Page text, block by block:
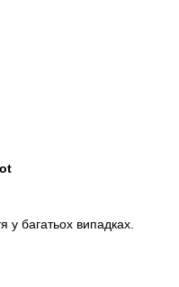
у багатьох випадках.